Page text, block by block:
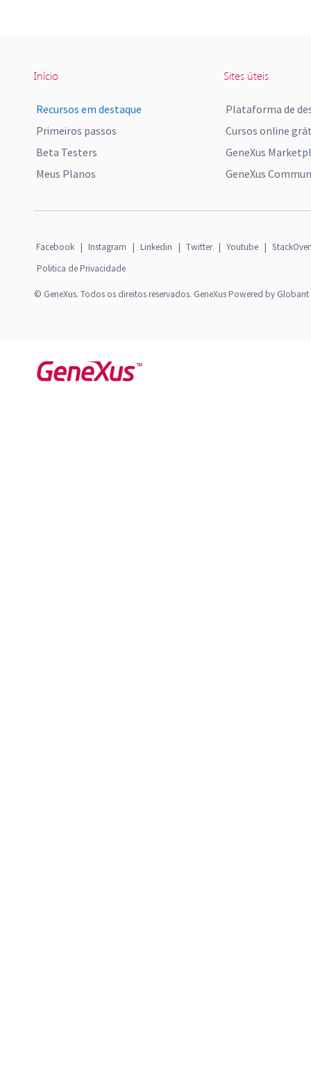
Início
Recursos em destaque
Primeiros passos
Beta Testers
Meus Planos
Sites úteis
Plataforma de
Cursos online
GeneXus
GeneXus
Facebook | Instagram | Linkedin | Twitter | Youtube |
Politica de Privacidade
© GeneXus. Todos os direitos reservados. GeneXus Powered by Globant